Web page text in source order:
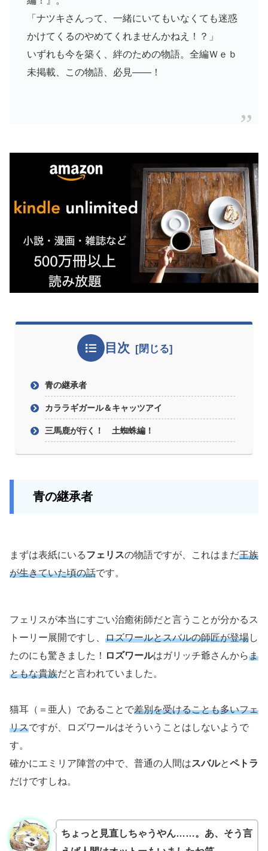
「ナツキさんって、一緒にいてもいなくても迷惑
かけてくるのやめてくれませんかねえ！？」
いずれも今を築く、絆のための物語。全編Ｗｅｂ
未掲載、この物語、必見――！
目次
青の継承者
カララギガール＆キャッツアイ
三馬鹿が行く！ 土蜘蛛編！
青の継承者
まずは表紙にいるフェリスの物語ですが、これはまだ王族
が生きていた頃の話です。
フェリスが本当にすごい治癒術師だと言うことが分かるス
トーリー展開ですし、 ロズワールとスバルの師匠が登場し
たのにも驚きました！ ロズワールはガリッチ爺さんからま
ともな貴族だと言われていました。
猫耳（＝亜人）であることで差別を受けることも多いフェ
リスですが、ロズワールはそういうことはしないようで
す。
確かにエミリア陣営の中で、普通の人間はスバルとペトラ
だけですしね。
ちょっと見直しちゃうやん……。あ、そう言